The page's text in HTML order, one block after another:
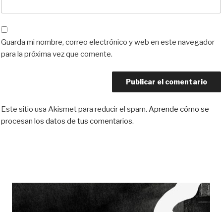
Guarda mi nombre, correo electrónico y web en este navegador
para la próxima vez que comente.
Este sitio usa Akismet para reducir el spam. Aprende cómo se
procesan los datos de tus comentarios.